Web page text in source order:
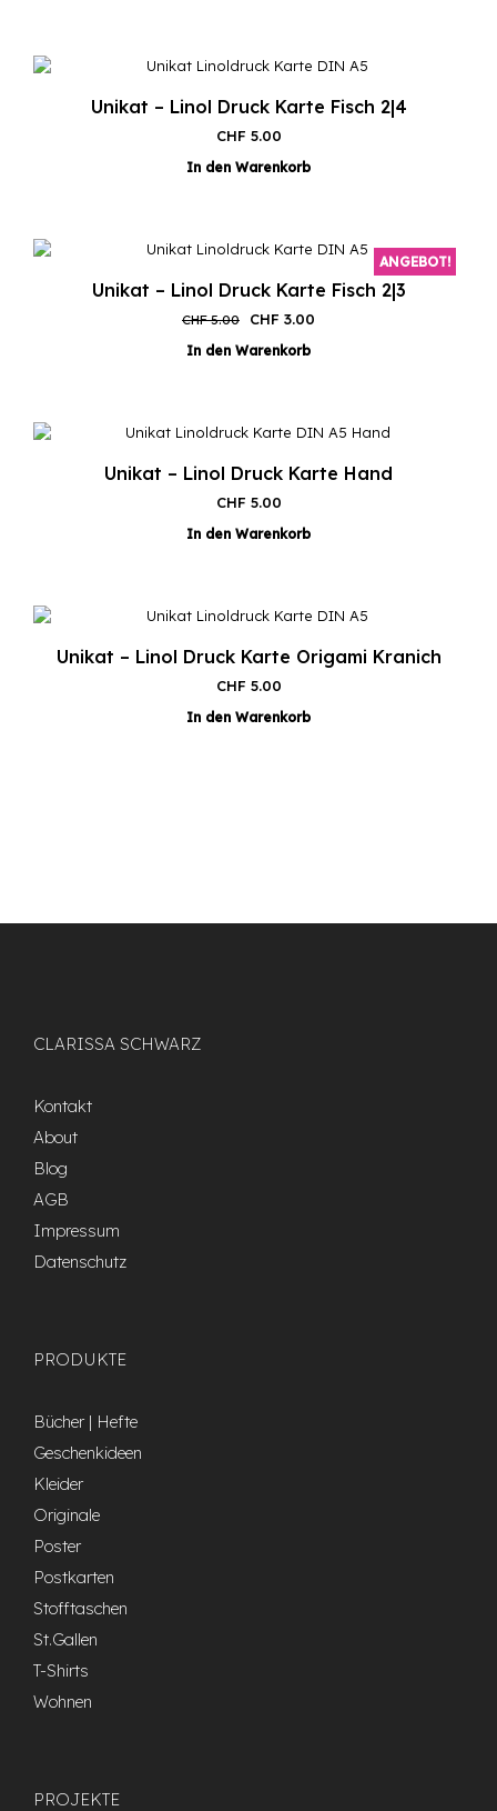
Unikat – Linol Druck Karte Fisch 2|4
CHF 5.00
In den Warenkorb
ANGEBOT!
Unikat – Linol Druck Karte Fisch 2|3
CHF5.00
Ursprünglicher
Preis
war:
CHF 3.00
In den Warenkorb
Unikat – Linol Druck Karte Hand
CHF 5.00
In den Warenkorb
Unikat – Linol Druck Karte Origami Kranich
CHF 5.00
In den Warenkorb
CLARISSA SCHWARZ
Kontakt
About
Blog
AGB
Impressum
Datenschutz
PRODUKTE
Bücher | Hefte
Geschenkideen
Kleider
Originale
Poster
Postkarten
Stofftaschen
St.Gallen
T-Shirts
Wohnen
PROJEKTE